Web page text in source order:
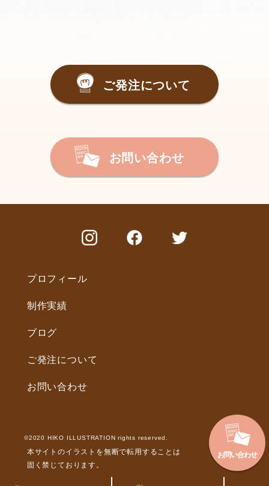
お問い合わせ
ご発注について
お問い合わせ
プロフィール
制作実績
ブログ
ご発注について
お問い合わせ
©2020 HIKO ILLUSTRATION rights reserved.
本サイトのイラストを無断で転用することは
固く禁じております。